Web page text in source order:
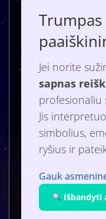
Jei norite
sapnas
profesionaliu
Jis
simbolius,
ryšius ir
Gauk
Išbandyti